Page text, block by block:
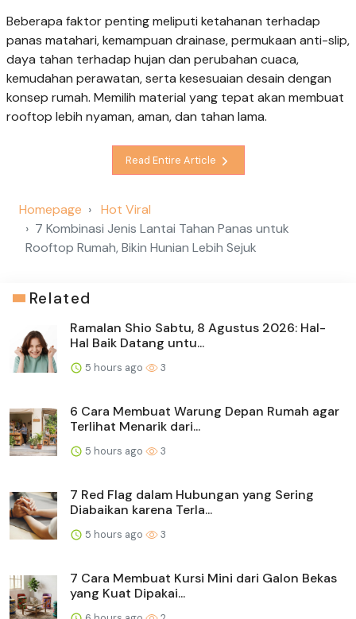
Beberapa faktor penting meliputi ketahanan terhadap
panas matahari, kemampuan drainase, permukaan anti-slip,
daya tahan terhadap hujan dan perubahan cuaca,
kemudahan perawatan, serta kesesuaian desain dengan
konsep rumah. Memilih material yang tepat akan membuat
rooftop lebih nyaman, aman, dan tahan lama.
Read Entire Article
Homepage
Hot Viral
7 Kombinasi Jenis Lantai Tahan Panas untuk
Rooftop Rumah, Bikin Hunian Lebih Sejuk
Related
Ramalan Shio Sabtu, 8 Agustus 2026: Hal-
Hal Baik Datang untu...
5 hours ago 3
6 Cara Membuat Warung Depan Rumah agar
Terlihat Menarik dari...
5 hours ago 3
7 Red Flag dalam Hubungan yang Sering
Diabaikan karena Terla...
5 hours ago 3
7 Cara Membuat Kursi Mini dari Galon Bekas
yang Kuat Dipakai...